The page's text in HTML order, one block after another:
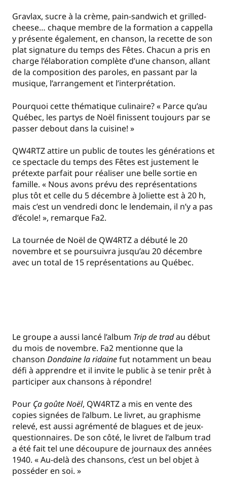
Gravlax, sucre à la crème, pain-sandwich et grilled-
cheese… chaque membre de la formation a cappella
y présente également, en chanson, la recette de son
plat signature du temps des Fêtes. Chacun a pris en
charge l’élaboration complète d’une chanson, allant
de la composition des paroles, en passant par la
musique, l’arrangement et l’interprétation.
Pourquoi cette thématique culinaire? « Parce qu’au
Québec, les partys de Noël finissent toujours par se
passer debout dans la cuisine! »
QW4RTZ attire un public de toutes les générations et
ce spectacle du temps des Fêtes est justement le
prétexte parfait pour réaliser une belle sortie en
famille. « Nous avons prévu des représentations
plus tôt et celle du 5 décembre à Joliette est à 20 h,
mais c’est un vendredi donc le lendemain, il n’y a pas
d’école! », remarque Fa2.
La tournée de Noël de QW4RTZ a débuté le 20
novembre et se poursuivra jusqu’au 20 décembre
avec un total de 15 représentations au Québec.
Le groupe a aussi lancé l’album Trip de tradau début
du mois de novembre. Fa2 mentionne que la
chanson Dondaine laridainefut notamment un beau
défi à apprendre et il invite le public à se tenir prêt à
participer aux chansons à répondre!
Pour Ça goûte Noël, QW4RTZ a mis en vente des
copies signées de l’album. Le livret, au graphisme
relevé, est aussi agrémenté de blagues et de jeux-
questionnaires. De son côté, le livret de l’album trad
a été fait tel une découpure de journaux des années
1940. « Au-delà des chansons, c’est un bel objet à
posséder en soi. »